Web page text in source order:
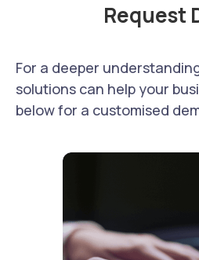
Request
For a deeper
solutions can help your
below for a customised